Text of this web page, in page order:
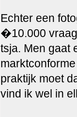
Echter een
�10.000
tsja. Men gaat
praktijk moet
vind ik wel in